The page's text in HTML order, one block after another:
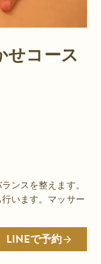
せコース
ンスを整えます。
います。マッサー
LINEで予約